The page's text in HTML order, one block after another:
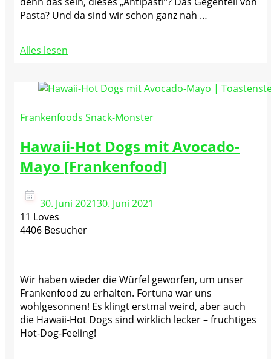
Pasta? Und da sind wir schon ganz nah …
Alles lesen
Frankenfoods Snack-Monster
Hawaii-Hot Dogs mit Avocado-
Mayo [Frankenfood]
30. Juni 202130. Juni 2021
11 Loves
4406 Besucher
Wir haben wieder die Würfel geworfen, um unser
Frankenfood zu erhalten. Fortuna war uns
wohlgesonnen! Es klingt erstmal weird, aber auch
die Hawaii-Hot Dogs sind wirklich lecker – fruchtiges
Hot-Dog-Feeling!